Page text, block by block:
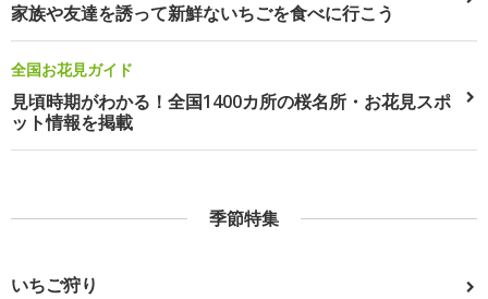
家族や友達を誘って新鮮ないちごを食べに行こう
全国お花見ガイド
見頃時期がわかる！全国1400カ所の桜名所・お花見スポ
ット情報を掲載
季節特集
いちご狩り